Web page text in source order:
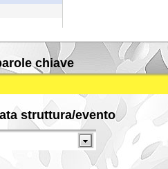
chiave
struttura/evento